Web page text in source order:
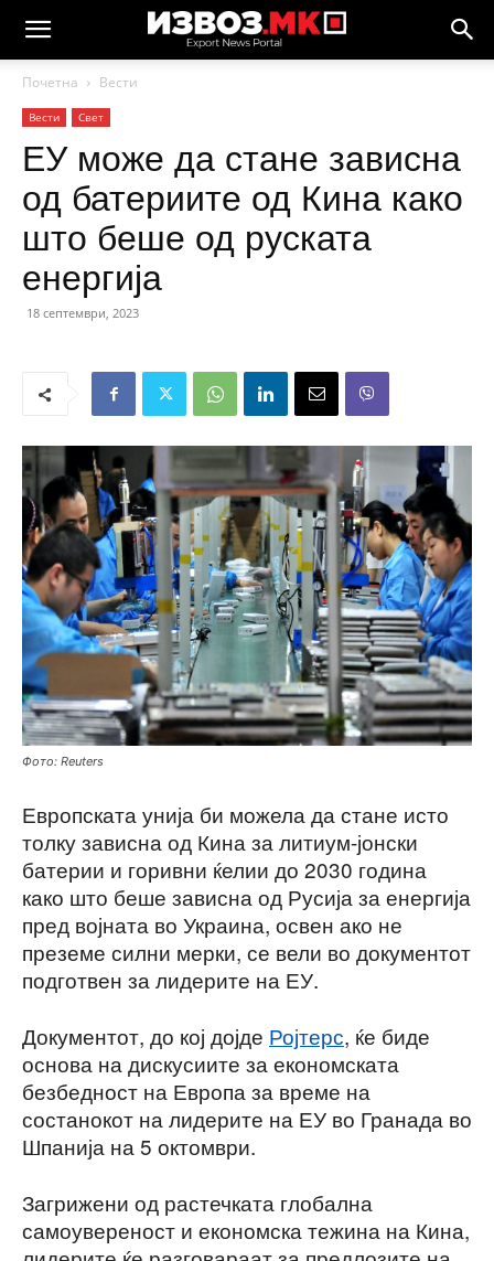
Почетна Вести
Вести Свет
ЕУ може да стане зависна
од батериите од Кина како
што беше од руската
енергија
18 септември, 2023
Фото: Reuters
Европската унија би можела да стане исто
толку зависна од Кина за литиум-јонски
батерии и горивни ќелии до 2030 година
како што беше зависна од Русија за енергија
пред војната во Украина, освен ако не
преземе силни мерки, се вели во документот
подготвен за лидерите на ЕУ.
Документот, до кој дојде Ројтерс, ќе биде
основа на дискусиите за економската
безбедност на Европа за време на
состанокот на лидерите на ЕУ во Гранада во
Шпанија на 5 октомври.
Загрижени од растечката глобална
самоувереност и економска тежина на Кина,